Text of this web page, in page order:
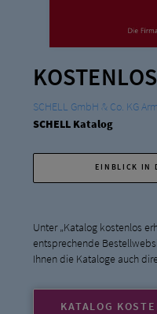
SCHELL GmbH & Co. KG
SCHELL Katalog
EINBLICK IN
Unter „Katalog kostenlos
entsprechende
Ihnen die Kataloge auch
KATALOG